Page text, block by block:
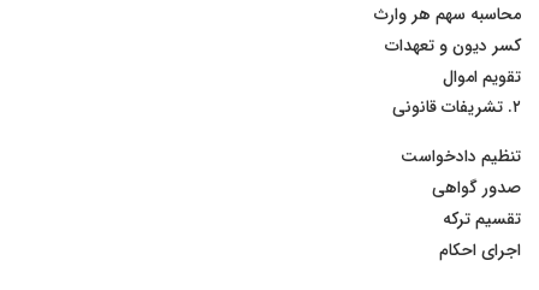
محاسبه سهم هر وارث
کسر دیون و تعهدات
تقویم اموال
۲. تشریفات قانونی
تنظیم دادخواست
صدور گواهی
تقسیم ترکه
اجرای احکام